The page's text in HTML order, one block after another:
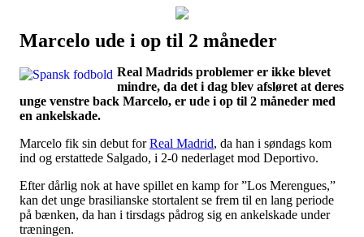
Наши партнеры
лучшие займы
Marcelo ude i op til 2 måneder
Real Madrids problemer er ikke blevet
mindre, da det i dag blev afsløret at deres
unge venstre back Marcelo, er ude i op til 2 måneder med
en ankelskade.
Marcelo fik sin debut forReal Madrid, da han i søndags kom
ind og erstattede Salgado, i 2-0 nederlaget mod Deportivo.
Efter dårlig nok at have spillet en kamp for ”Los Merengues,”
kan det unge brasilianske stortalent se frem til en lang periode
på bænken, da han i tirsdags pådrog sig en ankelskade under
træningen.